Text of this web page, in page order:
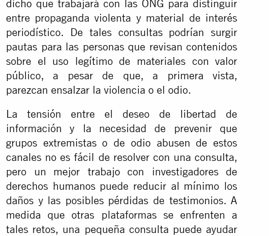
dicho que trabajará con las ONG para distinguir
entre propaganda violenta y material de interés
periodístico. De tales consultas podrían surgir
pautas para las personas que revisan contenidos
sobre el uso legítimo de materiales con valor
público, a pesar de que, a primera vista,
parezcan ensalzar la violencia o el odio.
La tensión entre el deseo de libertad de
información y la necesidad de prevenir que
grupos extremistas o de odio abusen de estos
canales no es fácil de resolver con una consulta,
pero un mejor trabajo con investigadores de
derechos humanos puede reducir al mínimo los
daños y las posibles pérdidas de testimonios. A
medida que otras plataformas se enfrenten a
tales retos, una pequeña consulta puede ayudar